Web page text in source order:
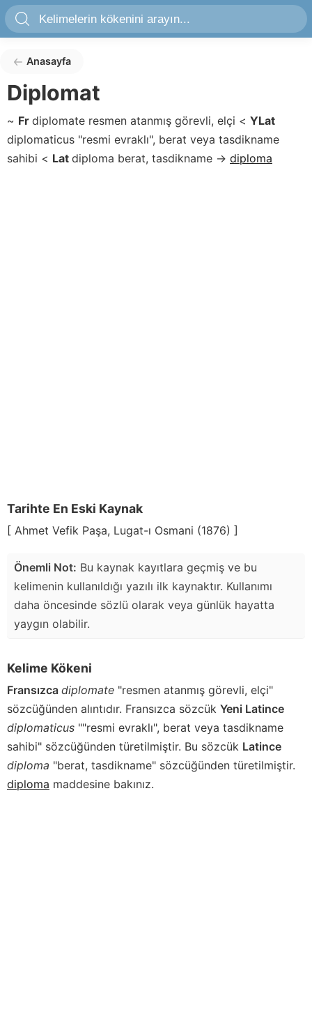
Anasayfa
Diplomat
~ Fr diplomate resmen atanmış görevli, elçi < YLat
diplomaticus "resmi evraklı", berat veya tasdikname
sahibi < Lat diploma berat, tasdikname → diploma
Tarihte En Eski Kaynak
[ Ahmet Vefik Paşa, Lugat-ı Osmani (1876) ]
Önemli Not: Bu kaynak kayıtlara geçmiş ve bu
kelimenin kullanıldığı yazılı ilk kaynaktır. Kullanımı
daha öncesinde sözlü olarak veya günlük hayatta
yaygın olabilir.
Kelime Kökeni
Fransızca diplomate "resmen atanmış görevli, elçi"
sözcüğünden alıntıdır. Fransızca sözcük Yeni Latince
diplomaticus ""resmi evraklı", berat veya tasdikname
sahibi" sözcüğünden türetilmiştir. Bu sözcük Latince
diploma "berat, tasdikname" sözcüğünden türetilmiştir.
diploma maddesine bakınız.